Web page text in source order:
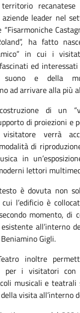
recanatese
leader nel
ha fatto
in cui i
ed
suono e della
ad arrivare alla più
di un
di proiezioni e
verrà
di
in
lettori
è dovuta non
l’edificio è
momento, di
all’interno
Gigli.
inoltre
per i visitatori
musicali e teatrali
visita all’interno